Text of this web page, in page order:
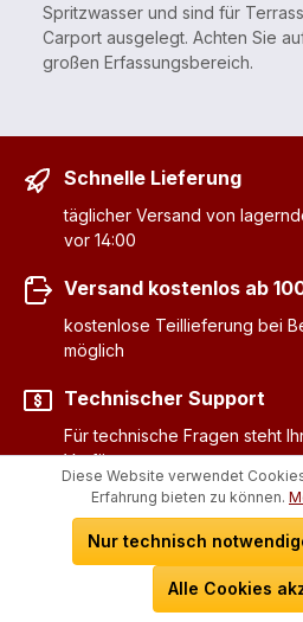
Spritzwasser und sind für
Carport ausgelegt. Achten Sie
großen Erfassungsbereich.
Schnelle Lieferung
täglicher Versand von
vor 14:00
Versand kostenlos ab
kostenlose Teillieferung bei
möglich
Technischer Support
Für technische Fragen steht
Verfügung
Ausführliche Beratung
Für Ihre Fragen zu unseren
gerne telefonisch
Diese Website verwendet
Erfahrung bieten zu können.
Nur technisch
Alle Cookies